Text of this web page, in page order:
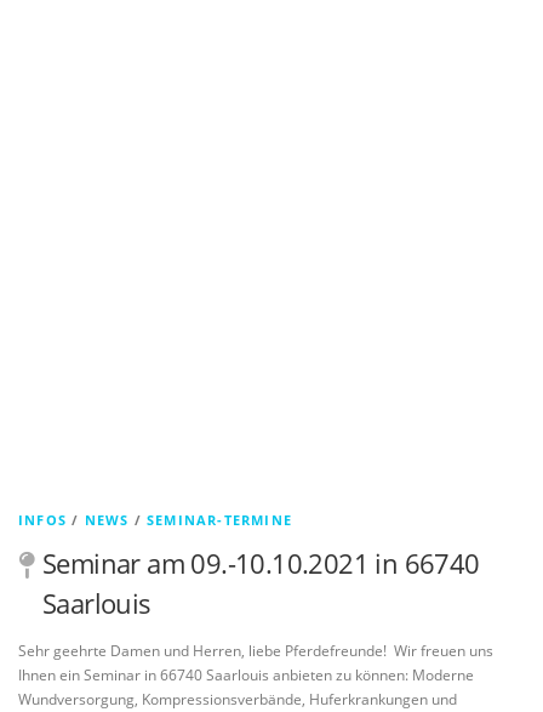
INFOS / NEWS /SEMINAR-TERMINE
Seminar am 09.-10.10.2021 in 66740
Saarlouis
Sehr geehrte Damen und Herren, liebe Pferdefreunde! Wir freuen uns
Ihnen ein Seminar in 66740 Saarlouis anbieten zu können: Moderne
Wundversorgung, Kompressionsverbände, Huferkrankungen und